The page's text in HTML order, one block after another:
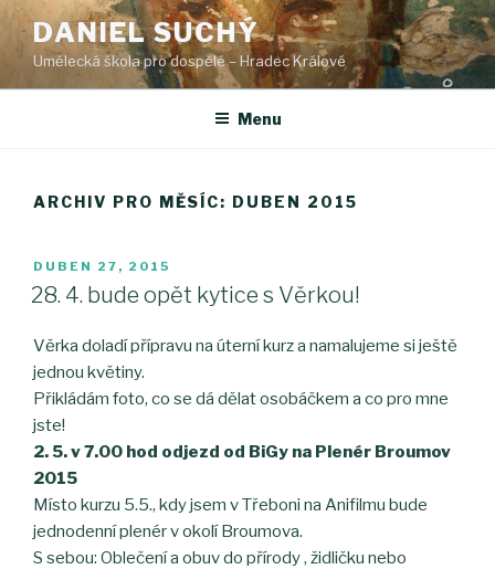
Přejít
obsahu
webu
DANIEL SUCHÝ
Umělecká škola pro dospělé – Hradec Králové
Menu
ARCHIV PRO MĚSÍC: DUBEN 2015
PUBLIKOVÁNO
DUBEN 27, 2015
28. 4. bude opět kytice s Věrkou!
Věrka doladí přípravu na úterní kurz a namalujeme si ještě
jednou květiny.
Přikládám foto, co se dá dělat osobáčkem a co pro mne
jste!
2. 5. v 7.00 hod odjezd od BiGy na Plenér Broumov
2015
Místo kurzu 5.5., kdy jsem v Třeboni na Anifilmu bude
jednodenní plenér v okolí Broumova.
S sebou: Oblečení a obuv do přírody , židličku nebo